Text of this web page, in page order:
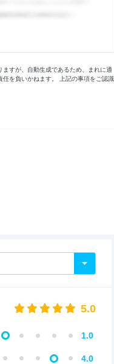
すが、自動生成であるため、まれに適
を負いかねます。 上記の事項をご認識
5.0
1.0
4.0